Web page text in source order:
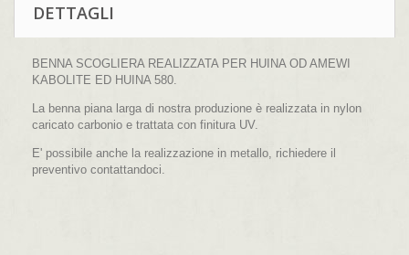
DETTAGLI
BENNA SCOGLIERA REALIZZATA PER HUINA OD AMEWI
KABOLITE ED HUINA 580.
La benna piana larga di nostra produzione è realizzata in nylon
caricato carbonio e trattata con finitura UV.
E' possibile anche la realizzazione in metallo, richiedere il
preventivo contattandoci.